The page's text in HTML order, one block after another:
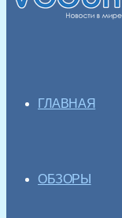
ГЛАВНАЯ
ОБЗОРЫ